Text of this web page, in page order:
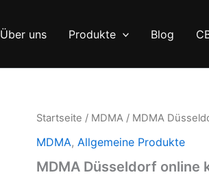
Über uns Produkte Blog
Startseite / MDMA / MDMA
MDMA, Allgemeine Produkte
MDMA Düsseldorf online